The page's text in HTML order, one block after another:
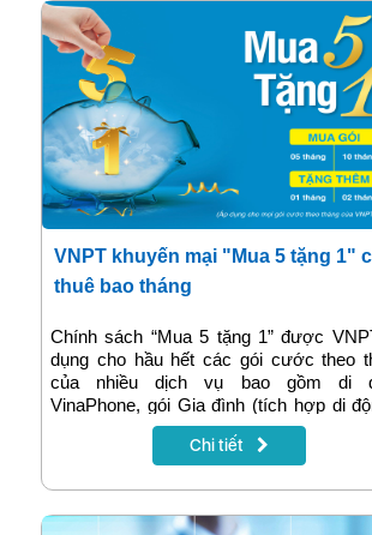
VNPT khuyến mại "Mua 5 tặng 1"
thuê bao tháng
Chính sách “Mua 5 tặng 1” được
dụng cho hầu hết các gói cước theo
của nhiều dịch vụ bao gồm di
VinaPhone, gói Gia đình (tích hợp di
cáp quang – truyền hình), giúp khách
càng dùng càng tiết kiệm.
Chi tiết